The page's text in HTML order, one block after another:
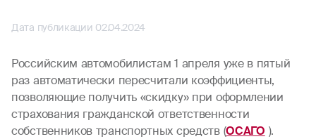
Дата публикации 02.04.2024
Российским автомобилистам 1 апреля уже в пятый
раз автоматически пересчитали коэффициенты,
позволяющие получить «скидку» при оформлении
страхования гражданской ответственности
собственников транспортных средств (ОСАГО ).